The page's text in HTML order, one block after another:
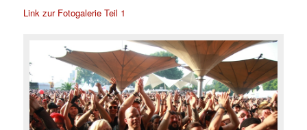
Link zur Fotogalerie Teil 1